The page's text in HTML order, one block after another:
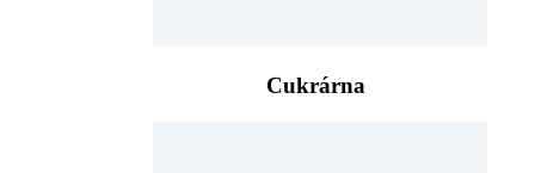
Cukrárna